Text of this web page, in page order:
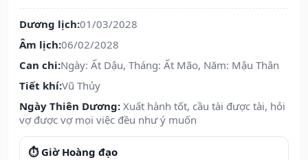
Dương lịch:01/03/2028
Âm lịch:06/02/2028
Can chi:Ngày: Ất Dậu, Tháng: Ất Mão, Năm: Mậu Thân
Tiết khí:Vũ Thủy
Ngày Thiên Dương: Xuất hành tốt, cầu tài được tài, hỏi
vợ được vợ mọi việc đều như ý muốn
⏱️ Giờ Hoàng đạo